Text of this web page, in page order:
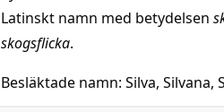
Latinskt namn med betydelsen
skogsflicka.
Besläktade namn: Silva, Silvana,